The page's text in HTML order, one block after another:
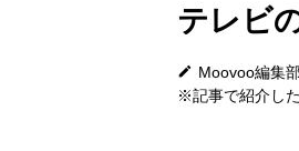
テレビ
Moovoo編集
※記事で紹介し